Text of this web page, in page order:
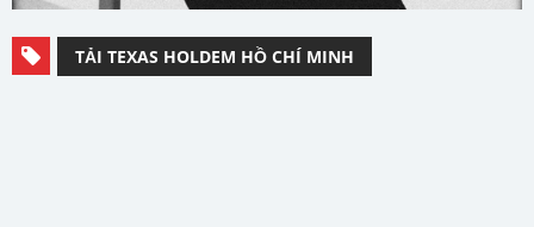
TẢI TEXAS HOLDEM HỒ CHÍ MINH